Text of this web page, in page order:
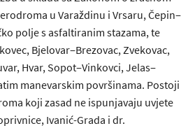
u Varaždinu i Vrsaru, Čepin‒
polje s asfaltiranim stazama, te
Bjelovar‒Brezovac, Zvekovac,
Hvar, Sopot‒Vinkovci, Jelas‒
manevarskim površinama. Postoji
koji zasad ne ispunjavaju uvjete
Ivanić-Grada i dr.